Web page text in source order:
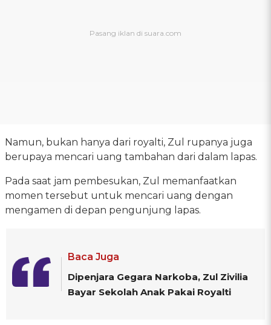
Namun, bukan hanya dari royalti, Zul rupanya juga
berupaya mencari uang tambahan dari dalam lapas.
Pada saat jam pembesukan, Zul memanfaatkan
momen tersebut untuk mencari uang dengan
mengamen di depan pengunjung lapas.
Baca Juga
Dipenjara Gegara Narkoba, Zul Zivilia
Bayar Sekolah Anak Pakai Royalti